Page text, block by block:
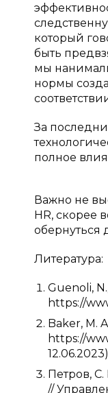
который
быть
мы
нормы
За
полное
Важно не
HR, скорее
обернуться
Литература:
Guenoli,
https://
Baker, M.
https://
Петров,
//